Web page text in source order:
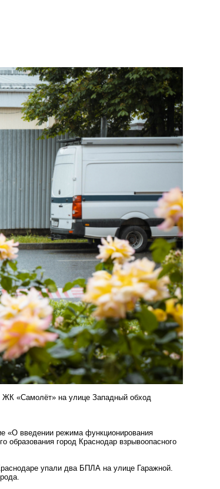
ЖК «Самолёт» на улице Западный обход
«О введении режима функционирования
образования город Краснодар взрывоопасного
упали два БПЛА на улице Гаражной.